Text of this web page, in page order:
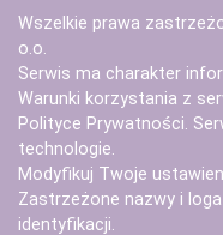
Wszelkie prawa
o.o.
Serwis ma charakter
Warunki korzystania z
Polityce Prywatności.
technologie.
Modyfikuj Twoje
Zastrzeżone nazwy i
identyfikacji.